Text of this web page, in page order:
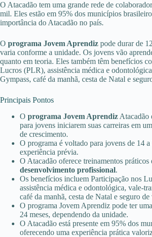
O Atacadão tem uma grande rede de
mil. Eles estão em 95% dos municípios
importância do Atacadão no país.
O programa Jovem Aprendiz pode durar de
varia conforme a unidade. Os jovens vão
quanto em teoria. Eles também têm benefícios
Lucros (PLR), assistência médica e
Gympass, café da manhã, cesta de Natal e
Principais Pontos
O programa Jovem Aprendiz Atacadão
para jovens iniciarem suas carreiras em
de crescimento.
O programa é voltado para jovens de 14
experiência prévia.
O Atacadão oferece treinamentos práticos
desenvolvimento profissional.
Os benefícios incluem Participação nos
assistência médica e odontológica, vale-
café da manhã, cesta de Natal e seguro de
O programa Jovem Aprendiz pode ter
24 meses, dependendo da unidade.
O Atacadão está presente em 95% dos
oferecendo uma experiência prática